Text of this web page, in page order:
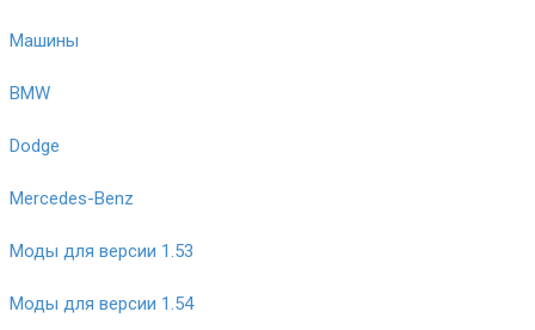
Машины
BMW
Dodge
Mercedes-Benz
Моды для версии 1.53
Моды для версии 1.54